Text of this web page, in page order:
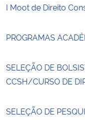
Secretaria de Governo
Gabinete de Segurança
Advocacia-Geral da União
Planalto
I Moot de Direito
PROGRAMAS
SELEÇÃO DE
CCSH/CURSO DE
SELEÇÃO DE